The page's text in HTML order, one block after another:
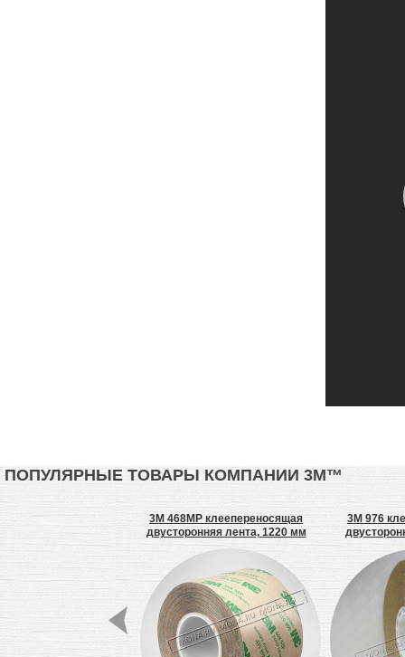
ПОПУЛЯРНЫЕ ТОВАРЫ КОМПАНИИ 3М™
3M SJ6553
3M 468MP клеепереносящая
двусторонняя лента, 1220 мм
3M 976